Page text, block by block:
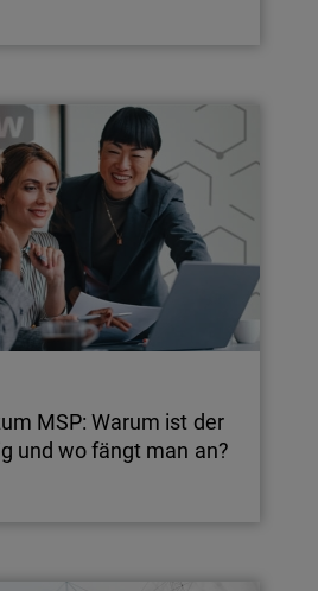
MSP: Warum ist der
und wo fängt man an?